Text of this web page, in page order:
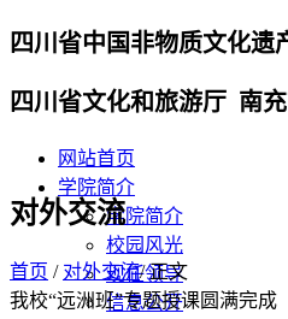
四川省中国非物质文化遗
四川省文化和旅游厅 南
网站首页
学院简介
学院简介
校园风光
现任领导
信息公开
对外交流
首页 / 对外交流/ 正文
我校“远洲班”专题授课圆满完成